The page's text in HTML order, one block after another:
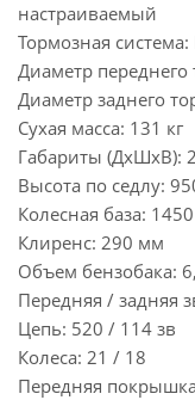
настраиваемый
Тормозная система:
Диаметр
Диаметр заднего
Сухая масса: 131 кг
Габариты (ДхШхВ):
Высота по седлу:
Колесная база:
Клиренс: 290 мм
Объем бензобака:
Передняя / задняя
Цепь: 520 / 114 зв
Колеса: 21 / 18
Передняя